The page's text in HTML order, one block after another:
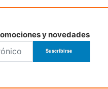
y novedades